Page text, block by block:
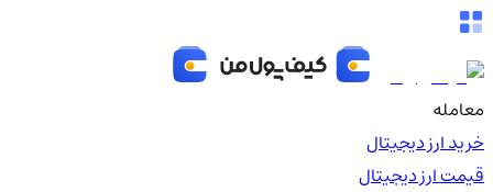
معامله
خرید ارز دیجیتال
قیمت ارز دیجیتال